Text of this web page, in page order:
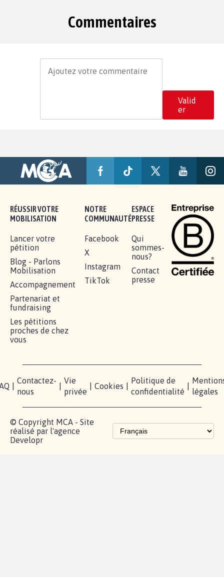
Commentaires
Valid
er
RÉUSSIR VOTRE
MOBILISATION
Lancer votre
pétition
Blog - Parlons
Mobilisation
Accompagnement
Partenariat et
fundraising
Les pétitions
proches de chez
vous
NOTRE
COMMUNAUTÉ
Facebook
X
Instagram
TikTok
ESPACE
PRESSE
Qui
sommes-
nous?
Contact
presse
Contactez-
nous
Vie
privée
Cookies
Politique de
confidentialité
légales
© Copyright MCA - Site
réalisé par l'agence
Developr